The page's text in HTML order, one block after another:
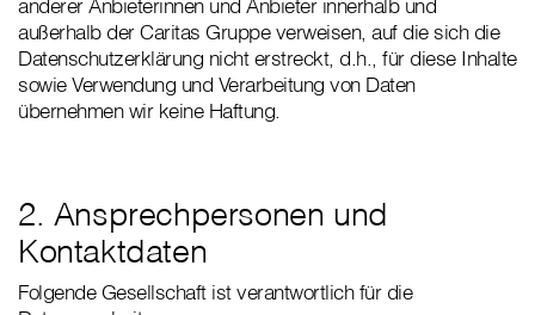
anderer Anbieterinnen und Anbieter innerhalb und
außerhalb der Caritas Gruppe verweisen, auf die sich die
Datenschutzerklärung nicht erstreckt, d.h., für diese Inhalte
sowie Verwendung und Verarbeitung von Daten
übernehmen wir keine Haftung.
2. Ansprechpersonen und
Kontaktdaten
Folgende Gesellschaft ist verantwortlich für die